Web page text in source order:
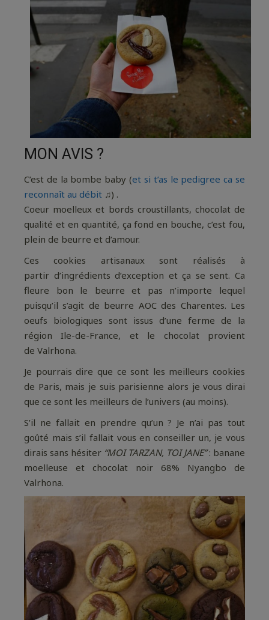
MON AVIS ?
C’est de la bombe baby (et si t’as le pedigree ca se
reconnaît au débit ♫) .
Coeur moelleux et bords croustillants, chocolat de
qualité et en quantité, ça fond en bouche, c’est fou,
plein de beurre et d’amour.
Ces cookies artisanaux sont réalisés à
partir d’ingrédients d’exception et ça se sent. Ca
fleure bon le beurre et pas n’importe lequel
puisqu’il s’agit de beurre AOC des Charentes. Les
oeufs biologiques sont issus d’une ferme de la
région Ile-de-France, et le chocolat provient
de Valrhona.
Je pourrais dire que ce sont les meilleurs cookies
de Paris, mais je suis parisienne alors je vous dirai
que ce sont les meilleurs de l’univers (au moins).
S’il ne fallait en prendre qu’un ? Je n’ai pas tout
goûté mais s’il fallait vous en conseiller un, je vous
dirais sans hésiter “MOI TARZAN, TOI JANE”: banane
moelleuse et chocolat noir 68% Nyangbo de
Valrhona.